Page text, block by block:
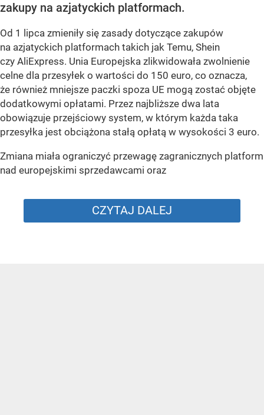
zakupy na azjatyckich platformach.
Od 1 lipca zmieniły się zasady dotyczące zakupów
na azjatyckich platformach takich jak Temu, Shein
czy AliExpress. Unia Europejska zlikwidowała zwolnienie
celne dla przesyłek o wartości do 150 euro, co oznacza,
że również mniejsze paczki spoza UE mogą zostać objęte
dodatkowymi opłatami. Przez najbliższe dwa lata
obowiązuje przejściowy system, w którym każda taka
przesyłka jest obciążona stałą opłatą w wysokości 3 euro.
Zmiana miała ograniczyć przewagę zagranicznych platform
nad europejskimi sprzedawcami oraz
CZYTAJ DALEJ